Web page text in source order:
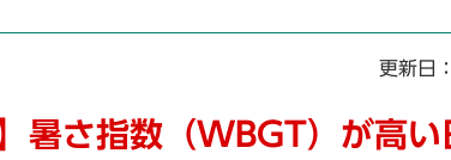
更新日
暑さ指数（WBGT）が高